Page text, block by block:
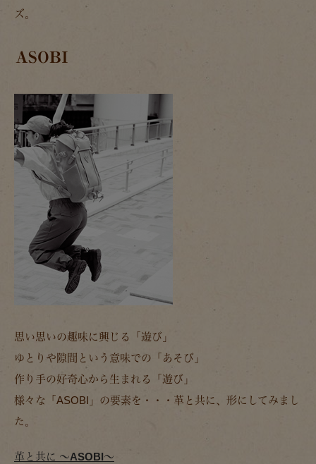
ズ。
ASOBI
思い思いの趣味に興じる「遊び」
ゆとりや隙間という意味での「あそび」
作り手の好奇心から生まれる「遊び」
様々な「ASOBI」の要素を・・・革と共に、形にしてみまし
た。
革と共に ～ASOBI～